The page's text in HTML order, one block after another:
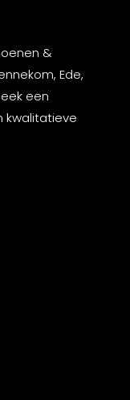
&
Ede,
een
kwalitatieve